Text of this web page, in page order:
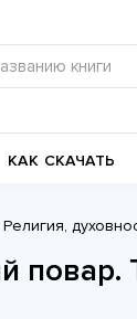
КАК СКАЧАТЬ
Религия,
повар.